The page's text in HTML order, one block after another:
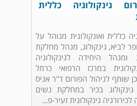
גינקולוגיה כללית
כללית ואונקולוגית מנוהל על
לביא, גינקולוג, מנהל מחלקת
ומנהל היחידה לגינקולוגיה
במרכז הרפואי כרמל
שותף לניהול הפורום ד"ר אניס
גינקולוג בכיר במחלקת נשים
לכירורגיה גינקולוגית זעיר-פ...